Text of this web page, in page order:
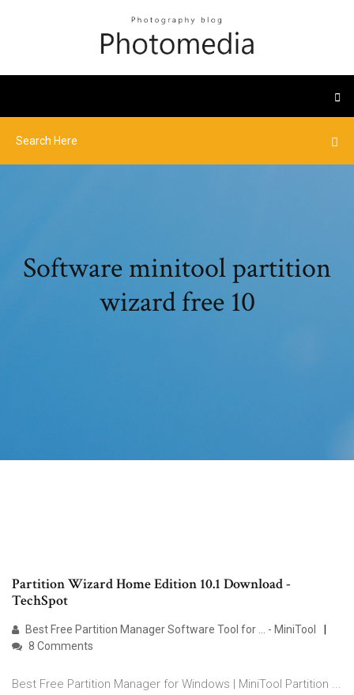
Software minitool partition
wizard free 10
Partition Wizard Home Edition 10.1 Download -
TechSpot
Best Free Partition Manager Software Tool for ... - MiniTool
8 Comments
Best Free Partition Manager for Windows | MiniTool Partition ...